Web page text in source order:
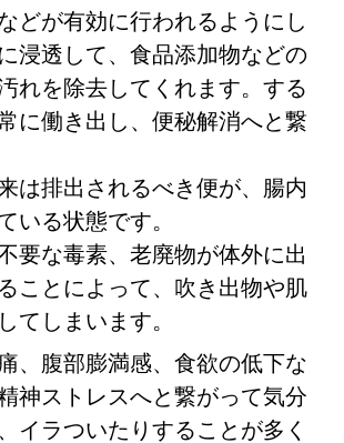
どが有効に行われるようにし
浸透して、食品添加物などの
れを除去してくれます。する
に働き出し、便秘解消へと繋
は排出されるべき便が、腸内
いる状態です。
要な毒素、老廃物が体外に出
ことによって、吹き出物や肌
てしまいます。
、腹部膨満感、食欲の低下な
神ストレスへと繋がって気分
イラついたりすることが多く